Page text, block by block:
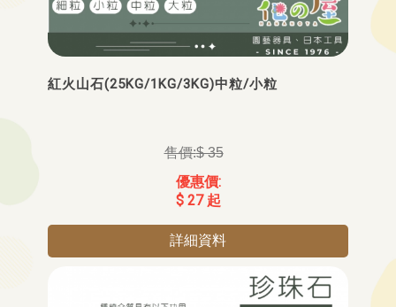
紅火山石(25KG/1KG/3KG)中粒/小粒
$ 35
$ 27 起
詳細資料